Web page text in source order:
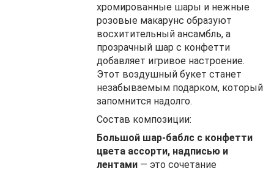
хромированные шары и нежные
розовые макарунс образуют
восхитительный ансамбль, а
прозрачный шар с конфетти
добавляет игривое настроение.
Этот воздушный букет станет
незабываемым подарком, который
запомнится надолго.
Состав композиции:
Большой шар-баблс с конфетти
цвета ассорти, надписью и
лентами — это сочетание